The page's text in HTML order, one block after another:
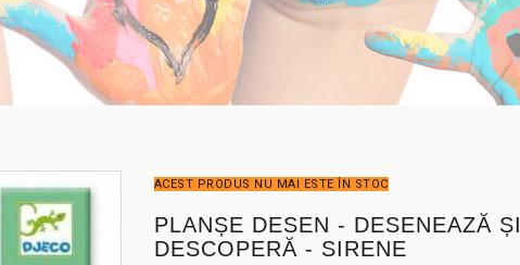
ACEST PRODUS NU MAI ESTE ÎN STOC
PLANȘE DESEN - DESENEAZĂ ȘI
DESCOPERĂ - SIRENE